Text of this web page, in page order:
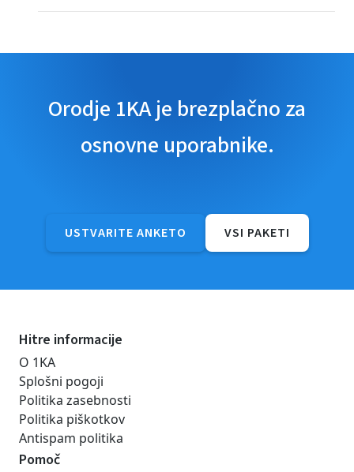
Orodje 1KA je brezplačno za
osnovne uporabnike.
USTVARITE ANKETO VSI PAKETI
Hitre informacije
O 1KA
Splošni pogoji
Politika zasebnosti
Politika piškotkov
Antispam politika
Pomoč